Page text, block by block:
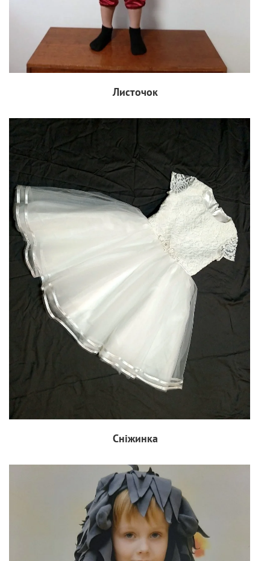
Листочок
Cніжинка